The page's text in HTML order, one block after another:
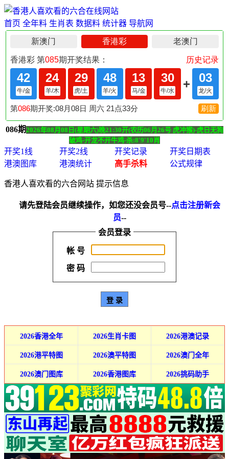
首页 全年料 生肖表 数据料 统计器 导航网
086期2026年08月08日(星期六)晚21:30开(农历06月26号 虎冲猴)-虎日无狗
破鸡-开龙不开牛鸡-杀:8'9'10肖
开奖1线 开奖2线 开奖记录
开奖日期表
港澳图库
港澳统计 高手杀料 公式规律
香港人喜欢看的六合网站 提示信息
请先登陆会员继续操作，如您还没会员号--点击注册新会
员--
会员登录
帐 号
密 码
2026香港全年 2026生肖卡图 2026港澳记录
2026港平特图 2026澳平特图 2026澳门全年
2026澳门图库 2026香港图库 2026挑码助手